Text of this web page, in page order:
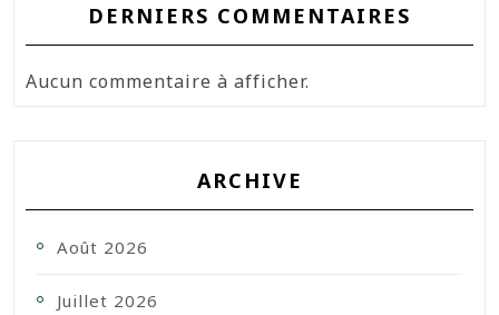
DERNIERS COMMENTAIRES
Aucun commentaire à afficher.
ARCHIVE
Août 2026
Juillet 2026